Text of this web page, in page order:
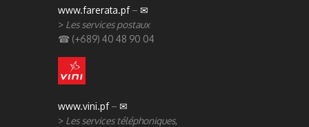
www.farerata.pf– ✉
> Les services postaux
☎ (+689) 40 48 90 04
www.vini.pf– ✉
> Les services téléphoniques,